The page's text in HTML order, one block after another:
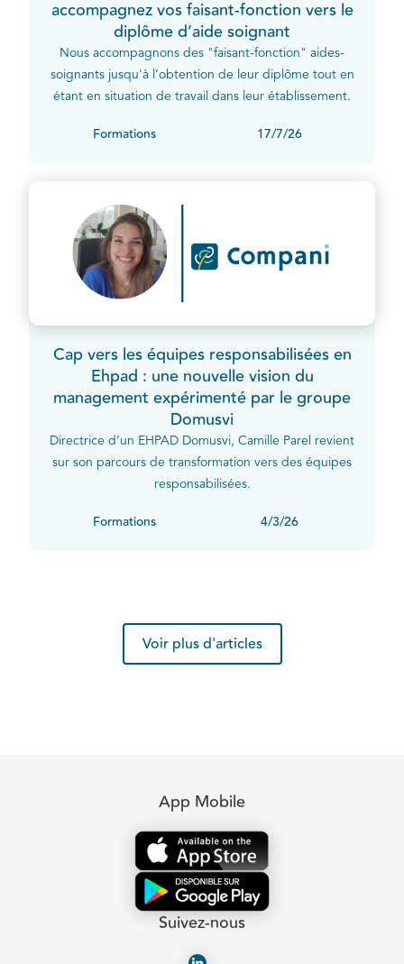
accompagnez vos faisant-fonction vers le
diplôme d’aide soignant
Nous accompagnons des "faisant-fonction" aides-
soignants jusqu'à l’obtention de leur diplôme tout en
étant en situation de travail dans leur établissement.
Formations 17/7/26
Cap vers les équipes responsabilisées en
Ehpad : une nouvelle vision du
management expérimenté par le groupe
Domusvi
Directrice d’un EHPAD Domusvi, Camille Parel revient
sur son parcours de transformation vers des équipes
responsabilisées.
Formations 4/3/26
Voir plus d'articles
App Mobile
Suivez-nous